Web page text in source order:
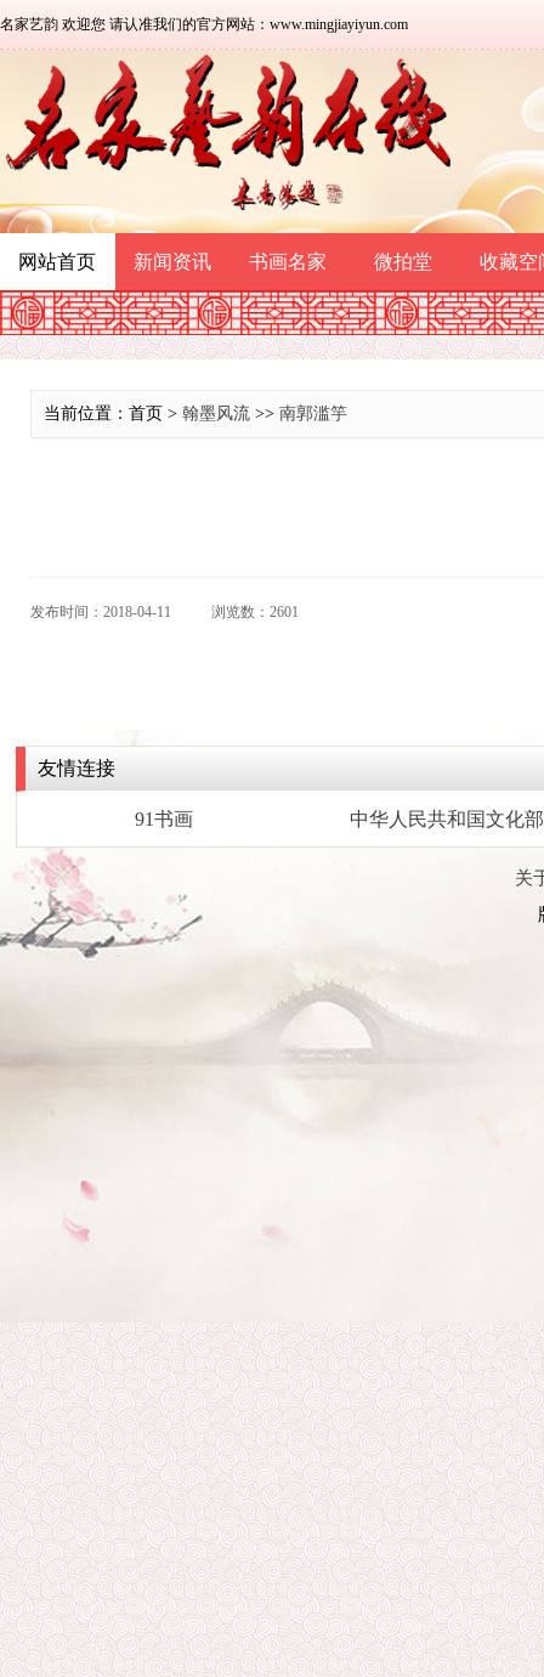
名家艺韵 欢迎您 请认准我们的官方网站：www.mingjiayiyun.com
网站首页 新闻资讯 书画名家 微拍堂 收藏空
当前位置：首页 > 翰墨风流 >> 南郭滥竽
发布时间：2018-04-11 浏览数：2601
友情连接
91书画 中华人民共和国文化部
关